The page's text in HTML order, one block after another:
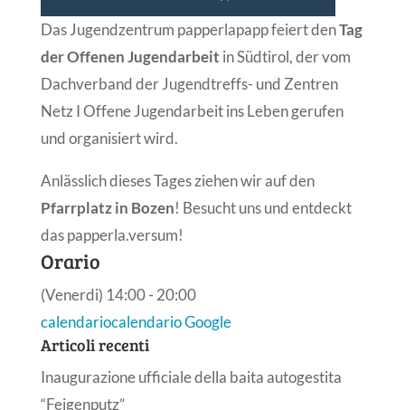
Das Jugendzentrum papperlapapp feiert denTag
der Offenen Jugendarbeit in Südtirol, der vom
Dachverband der Jugendtreffs- und Zentren
Netz I Offene Jugendarbeit ins Leben gerufen
und organisiert wird.
Anlässlich dieses Tages ziehen wir auf den
Pfarrplatz in Bozen! Besucht uns und entdeckt
das papperla.versum!
Orario
(Venerdi) 14:00 - 20:00
calendariocalendario Google
Articoli recenti
Inaugurazione ufficiale della baita autogestita
“Feigenputz”